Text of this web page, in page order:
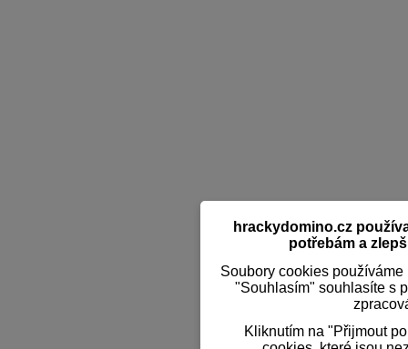
hrackydomino.cz
potřebám a
Soubory cookies
"Souhlasím" souhlasíte s
Kliknutím na "Přijmout